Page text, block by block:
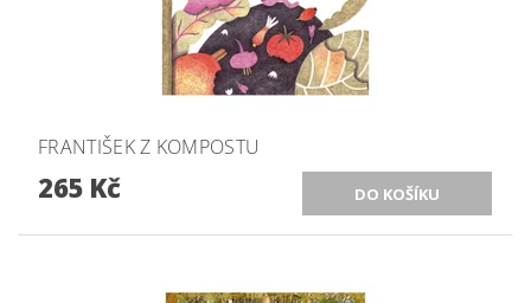
FRANTIŠEK Z KOMPOSTU
265 Kč